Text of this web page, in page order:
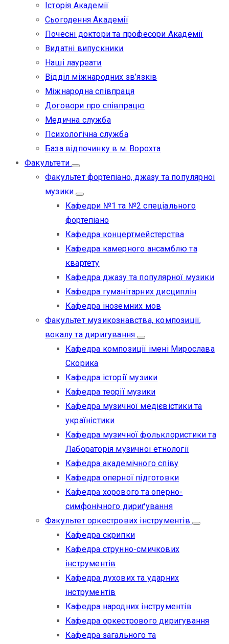
Історія Академії
Сьогодення Академії
Почесні доктори та професори Академії
Видатні випускники
Наші лауреати
Відділ міжнародних зв’язків
Міжнародна співпраця
Договори про співпрацю
Медична служба
Психологічна служба
База відпочинку в м. Ворохта
Факультети
Факультет фортепіано, джазу та популярної
музики
Кафедри №1 та №2 спеціального
фортепіано
Кафедра концертмейстерства
Кафедра камерного ансамблю та
квартету
Кафедра джазу та популярної музики
Кафедра гуманітарних дисциплін
Кафедра іноземних мов
Факультет музикознавства, композиції,
вокалу та диригування
Кафедра композиції імені Мирослава
Скорика
Кафедра історії музики
Кафедра теорії музики
Кафедра музичної медієвістики та
україністики
Кафедра музичної фольклористики та
Лабораторія музичної етнології
Кафедра академічного співу
Кафедра оперної підготовки
Кафедра хорового та оперно-
симфонічного дириґування
Факультет оркестрових інструментів
Кафедра скрипки
Кафедра струнно-смичкових
інструментів
Кафедра духових та ударних
інструментів
Кафедра народних інструментів
Кафедра оркестрового диригування
Кафедра загального та